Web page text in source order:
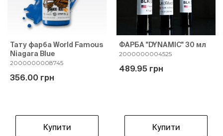
Тату фарба World Famous
Niagara Blue
2000000008745
356.00 грн
Купити
ФАРБА "DYNAMIC" 30 мл
2000000004525
489.95 грн
Купити